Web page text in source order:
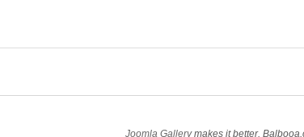
Joomla Gallerymakes it better.